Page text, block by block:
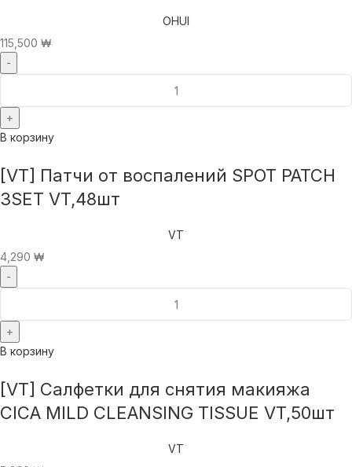
OHUI
115,500 ₩
В корзину
[VT] Патчи от воспалений SPOT PATCH
3SET VT,48шт
VT
4,290 ₩
В корзину
[VT] Салфетки для снятия макияжа
CICA MILD CLEANSING TISSUE VT,50шт
VT